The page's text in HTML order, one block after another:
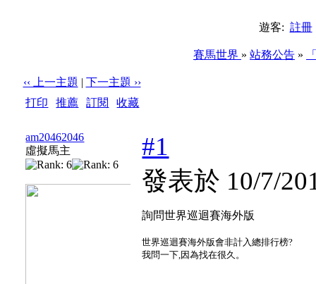
遊客: 註冊
賽馬世界 » 站務公告»
‹‹ 上一主題 | 下一主題 ››
打印 |推薦 |訂閱 |收藏
am20462046
虛擬馬主
#1
發表於 10/7/
詢問世界巡迴賽海外版
世界巡迴賽海外版會非計入總排行榜?
我問一下,因為找在很久。